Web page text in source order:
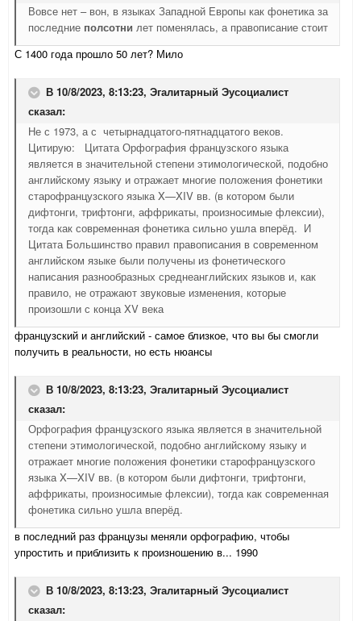
Вовсе нет – вон, в языках Западной Европы как фонетика за
последние полсотни лет поменялась, а правописание стоит
С 1400 года прошло 50 лет? Мило
В 10/8/2023, 8:13:23, Эгалитарный Эусоциалист
сказал:
Не с 1973, а с четырнадцатого-пятнадцатого веков.
Цитирую: Цитата Орфография французского языка
является в значительной степени этимологической, подобно
английскому языку и отражает многие положения фонетики
старофранцузского языка X—XIV вв. (в котором были
дифтонги, трифтонги, аффрикаты, произносимые флексии),
тогда как современная фонетика сильно ушла вперёд. И
Цитата Большинство правил правописания в современном
английском языке были получены из фонетического
написания разнообразных среднеанглийских языков и, как
правило, не отражают звуковые изменения, которые
произошли с конца XV века
французский и английский - самое близкое, что вы бы смогли
получить в реальности, но есть нюансы
В 10/8/2023, 8:13:23, Эгалитарный Эусоциалист
сказал:
Орфография французского языка является в значительной
степени этимологической, подобно английскому языку и
отражает многие положения фонетики старофранцузского
языка X—XIV вв. (в котором были дифтонги, трифтонги,
аффрикаты, произносимые флексии), тогда как современная
фонетика сильно ушла вперёд.
в последний раз французы меняли орфографию, чтобы
упростить и приблизить к произношению в... 1990
В 10/8/2023, 8:13:23, Эгалитарный Эусоциалист
сказал: